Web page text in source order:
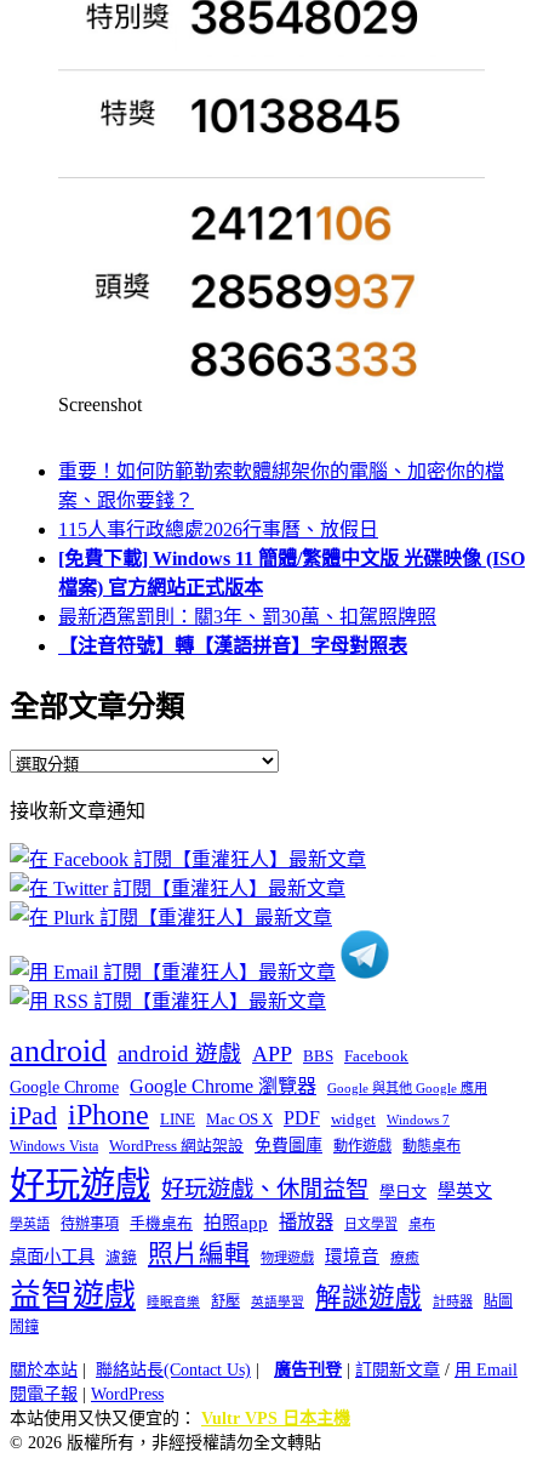
Screenshot
重要！如何防範勒索軟體綁架你的電腦、加密你的檔
案、跟你要錢？
115人事行政總處2026行事曆、放假日
[免費下載] Windows 11 簡體/繁體中文版 光碟映像 (ISO
檔案) 官方網站正式版本
最新酒駕罰則：關3年、罰30萬、扣駕照牌照
【注音符號】轉【漢語拼音】字母對照表
全部文章分類
全
文
章
分
類
接收新文章通知
android android 遊戲 APP BBS Facebook
Google Chrome Google Chrome 瀏覽器 Google 與其他 Google 應用
iPad iPhone LINE Mac OS X PDF widget Windows 7
Windows Vista WordPress 網站架設 免費圖庫 動作遊戲 動態桌布
好玩遊戲 好玩遊戲、休閒益智 學日文 學英文
學英語 待辦事項 手機桌布 拍照app 播放器 日文學習 桌布
桌面小工具 濾鏡 照片編輯 物理遊戲 環境音 療癒
益智遊戲 睡眠音樂 舒壓 英語學習 解謎遊戲 計時器
貼圖
鬧鐘
關於本站 聯絡站長(Contact Us) 廣告刊登| 訂閱新文章 / 用 Email
閱電子報
WordPress
本站使用又快又便宜的： Vultr VPS 日本主機
© 2026 版權所有，非經授權請勿全文轉貼